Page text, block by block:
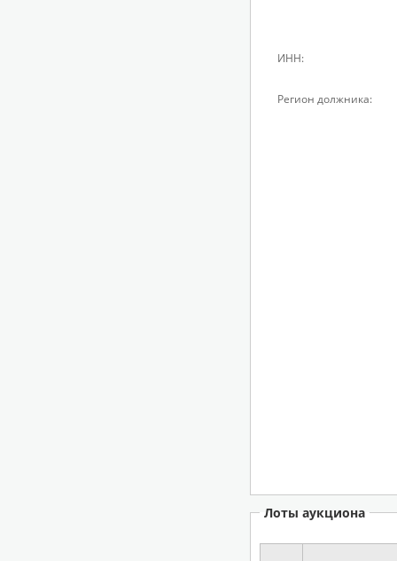
ИНН:
Регион должника:
Лоты аукциона